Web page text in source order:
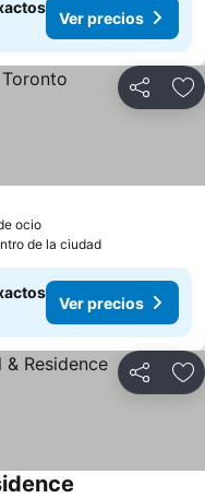
Ver precios
Compartir
ocio
de la ciudad
Ver precios
Compartir